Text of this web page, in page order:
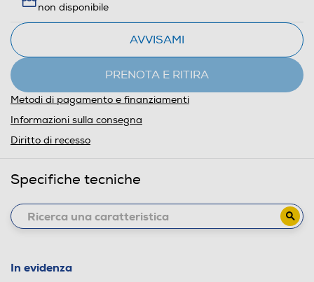
non disponibile
AVVISAMI
PRENOTA E RITIRA
Metodi di pagamento e finanziamenti
Informazioni sulla consegna
Diritto di recesso
Specifiche tecniche
In evidenza